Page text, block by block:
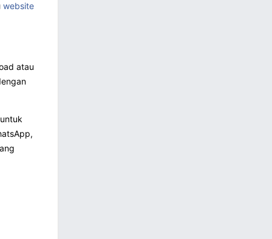
website
atau